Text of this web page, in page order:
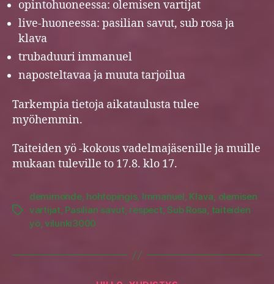
opintohuoneessa: olemisen vartijat
live-huoneessa: pasilian savut, sub rosa ja
klava
trubaduuri immanuel
naposteltavaa ja muuta tarjoilua
Tarkempia tietoja aikataulusta tulee
myöhemmin.
Taiteiden yö -kokous vadelmajäsenille ja muille
mukaan tuleville to 17.8. klo 17.
Tags
demimonde, hohtopingis, Immanuel, Klava, olemisen
vartijat, Pasilian savut, respect,Sub Rosa, taiteiden
yö, vilunki3000